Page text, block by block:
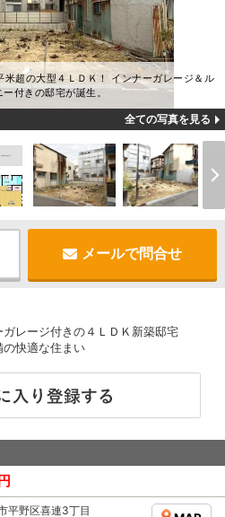
超の大型４ＬＤＫ！ インナーガレージ＆ル
付きの邸宅が誕生。
全ての写真を見る
メールで問合せ
レージ付きの４ＬＤＫ新築邸宅
快適な住まい
平野区喜連3丁目